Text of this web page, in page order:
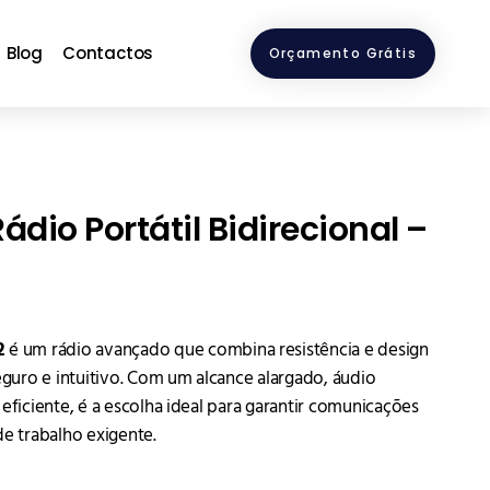
Blog Contactos Orçamento Grátis
Portátil Bidirecional –
é um rádio avançado que combina resistência e design
e intuitivo. Com um alcance alargado, áudio
é a escolha ideal para garantir comunicações
trabalho exigente.